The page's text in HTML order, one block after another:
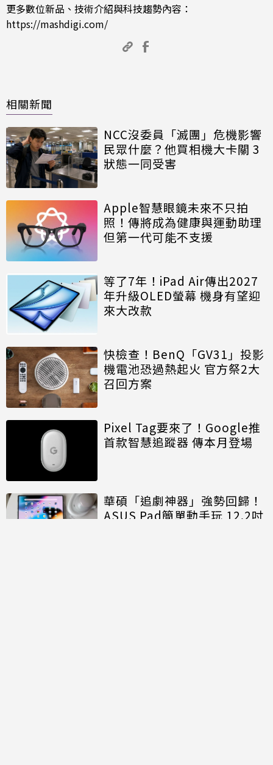
更多數位新品、技術介紹與科技趨勢內容：
https://mashdigi.com/
相關新聞
NCC沒委員「滅團」危機影響
民眾什麼？他買相機大卡關 3
狀態一同受害
Apple智慧眼鏡未來不只拍
照！傳將成為健康與運動助理
但第一代可能不支援
等了7年！iPad Air傳出2027
年升級OLED螢幕 機身有望迎
來大改款
快檢查！BenQ「GV31」投影
機電池恐過熱起火 官方祭2大
召回方案
Pixel Tag要來了！Google推
首款智慧追蹤器 傳本月登場
華碩「追劇神器」強勢回歸！
ASUS Pad簡單動手玩 12.2吋